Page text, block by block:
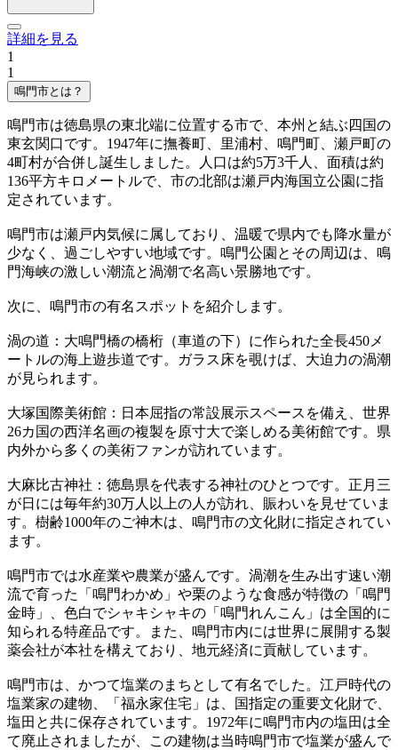
詳細を見る
1
1
鳴門市とは？
鳴門市は徳島県の東北端に位置する市で、本州と結ぶ四国の
東玄関口です。1947年に撫養町、里浦村、鳴門町、瀬戸町の
4町村が合併し誕生しました。人口は約5万3千人、面積は約
136平方キロメートルで、市の北部は瀬戸内海国立公園に指
定されています。
鳴門市は瀬戸内気候に属しており、温暖で県内でも降水量が
少なく、過ごしやすい地域です。鳴門公園とその周辺は、鳴
門海峡の激しい潮流と渦潮で名高い景勝地です。
次に、鳴門市の有名スポットを紹介します。
渦の道：大鳴門橋の橋桁（車道の下）に作られた全長450メ
ートルの海上遊歩道です。ガラス床を覗けば、大迫力の渦潮
が見られます。
大塚国際美術館：日本屈指の常設展示スペースを備え、世界
26カ国の西洋名画の複製を原寸大で楽しめる美術館です。県
内外から多くの美術ファンが訪れています。
大麻比古神社：徳島県を代表する神社のひとつです。正月三
が日には毎年約30万人以上の人が訪れ、賑わいを見せていま
す。樹齢1000年のご神木は、鳴門市の文化財に指定されてい
ます。
鳴門市では水産業や農業が盛んです。渦潮を生み出す速い潮
流で育った「鳴門わかめ」や栗のような食感が特徴の「鳴門
金時」、色白でシャキシャキの「鳴門れんこん」は全国的に
知られる特産品です。また、鳴門市内には世界に展開する製
薬会社が本社を構えており、地元経済に貢献しています。
鳴門市は、かつて塩業のまちとして有名でした。江戸時代の
塩業家の建物、「福永家住宅」は、国指定の重要文化財で、
塩田と共に保存されています。1972年に鳴門市内の塩田は全
て廃止されましたが、この建物は当時鳴門市で塩業が盛んで